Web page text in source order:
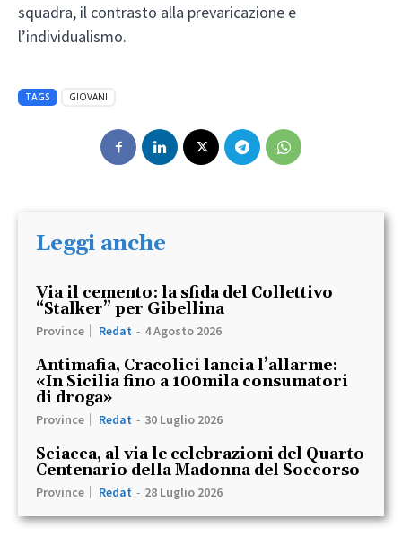
squadra, il contrasto alla prevaricazione e
l’individualismo.
TAGS GIOVANI
Leggi anche
Via il cemento: la sfida del Collettivo
“Stalker” per Gibellina
Province Redat - 4 Agosto 2026
Antimafia, Cracolici lancia l’allarme:
«In Sicilia fino a 100mila consumatori
di droga»
Province Redat - 30 Luglio 2026
Sciacca, al via le celebrazioni del Quarto
Centenario della Madonna del Soccorso
Province Redat - 28 Luglio 2026